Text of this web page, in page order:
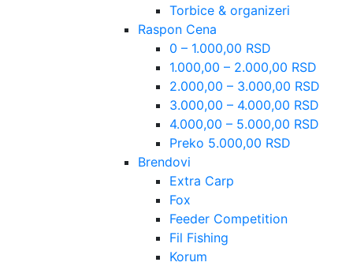
Torbice & organizeri
Raspon Cena
0 – 1.000,00 RSD
1.000,00 – 2.000,00 RSD
2.000,00 – 3.000,00 RSD
3.000,00 – 4.000,00 RSD
4.000,00 – 5.000,00 RSD
Preko 5.000,00 RSD
Brendovi
Extra Carp
Fox
Feeder Competition
Fil Fishing
Korum